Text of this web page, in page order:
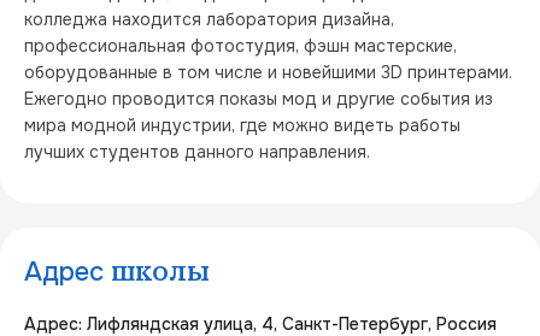
колледжа находится лаборатория дизайна,
профессиональная фотостудия, фэшн мастерские,
оборудованные в том числе и новейшими 3D принтерами.
Ежегодно проводится показы мод и другие события из
мира модной индустрии, где можно видеть работы
лучших студентов данного направления.
Адрес школы
Адрес: Лифляндская улица, 4, Санкт-Петербург, Россия